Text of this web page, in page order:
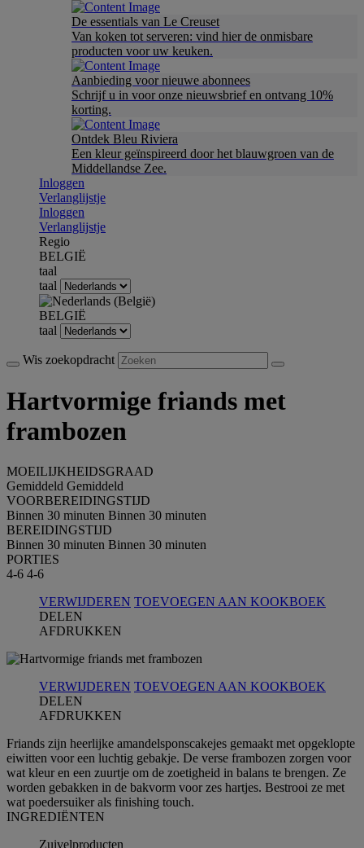
De essentials van Le Creuset
Van koken tot serveren: vind hier de onmisbare
producten voor uw keuken.
Aanbieding voor nieuwe abonnees
Schrijf u in voor onze nieuwsbrief en ontvang 10%
korting.
Ontdek Bleu Riviera
Een kleur geïnspireerd door het blauwgroen van de
Middellandse Zee.
Inloggen
Verlanglijstje
Inloggen
Verlanglijstje
Regio
BELGIË
taal
taal
BELGIË
taal
Wis zoekopdracht
Hartvormige friands met
frambozen
MOEILIJKHEIDSGRAAD
Gemiddeld Gemiddeld
VOORBEREIDINGSTIJD
Binnen 30 minuten Binnen 30 minuten
BEREIDINGSTIJD
Binnen 30 minuten Binnen 30 minuten
PORTIES
4-6 4-6
VERWIJDEREN TOEVOEGEN AAN KOOKBOEK
DELEN
AFDRUKKEN
VERWIJDEREN TOEVOEGEN AAN KOOKBOEK
DELEN
AFDRUKKEN
Friands zijn heerlijke amandelsponscakejes gemaakt met opgeklopte
eiwitten voor een luchtig gebakje. De verse frambozen zorgen voor
wat kleur en een zuurtje om de zoetigheid in balans te brengen. Ze
worden gebakken in de bakvorm voor zes hartjes. Bestrooi ze met
wat poedersuiker als finishing touch.
INGREDIЁNTEN
Zuivelproducten